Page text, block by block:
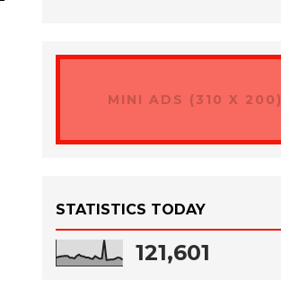
MINI ADS (310 X 200)
STATISTICS TODAY
121,601